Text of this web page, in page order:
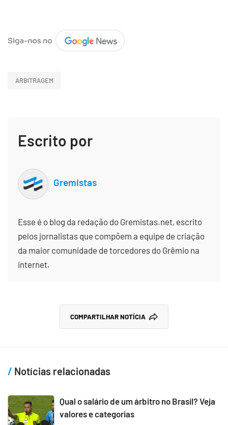
ARBITRAGEM
Escrito por
Gremistas
Esse é o blog da redação do Gremistas.net, escrito
pelos jornalistas que compõem a equipe de criação
da maior comunidade de torcedores do Grêmio na
internet.
COMPARTILHAR NOTÍCIA
Notícias relacionadas
Qual o salário de um árbitro no Brasil? Veja
valores e categorias